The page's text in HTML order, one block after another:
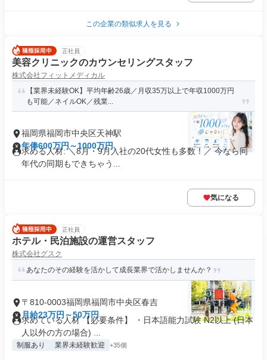
この企業の類似求人を見る
正社員
美容クリニックのカウンセリングスタッフ
株式会社フィットメディカル
【業界未経験OK】平均年齢26歳／月収35万以上で年収1000万円
も可能／ネイルOK／残業...
福岡県福岡市中央区天神駅
年俸600万円～1000万円
求める人材: ＼8月・9月入社の20代女性も多数！／ 今なら同
年代の同期もできちゃう...
気になる
正社員
ホテル・民泊施設の運営スタッフ
株式会社グスク
あなたのその経験を活かして成長業界で活かしませんか？
〒810-0003福岡県福岡市中央区春吉
月給23万円～50万円
求めている人材 【必要条件】 ・日本語能力試験 N2以上 (日本
人以外の方の場合) ...
制服あり 業界未経験歓迎 +35個